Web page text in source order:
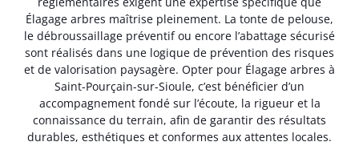
Élagage arbres maîtrise pleinement. La tonte de pelouse,
le débroussaillage préventif ou encore l’abattage sécurisé
sont réalisés dans une logique de prévention des risques
et de valorisation paysagère. Opter pour Élagage arbres à
Saint-Pourçain-sur-Sioule, c’est bénéficier d’un
accompagnement fondé sur l’écoute, la rigueur et la
connaissance du terrain, afin de garantir des résultats
durables, esthétiques et conformes aux attentes locales.